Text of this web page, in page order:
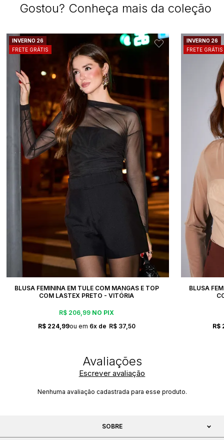
Gostou? Conheça mais da coleção
INVERNO 26
FRETE GRÁTIS
BLUSA FEMININA EM TULE COM MANGAS E TOP
COM LASTEX PRETO - VITÓRIA
R$ 206,99 NO PIX
R$ 224,99
6x R$ 37,50
INVERNO 26
FRETE GRÁTIS
BLUSA
R$
Escrever avaliação
Nenhuma avaliação cadastrada para esse produto.
SOBRE